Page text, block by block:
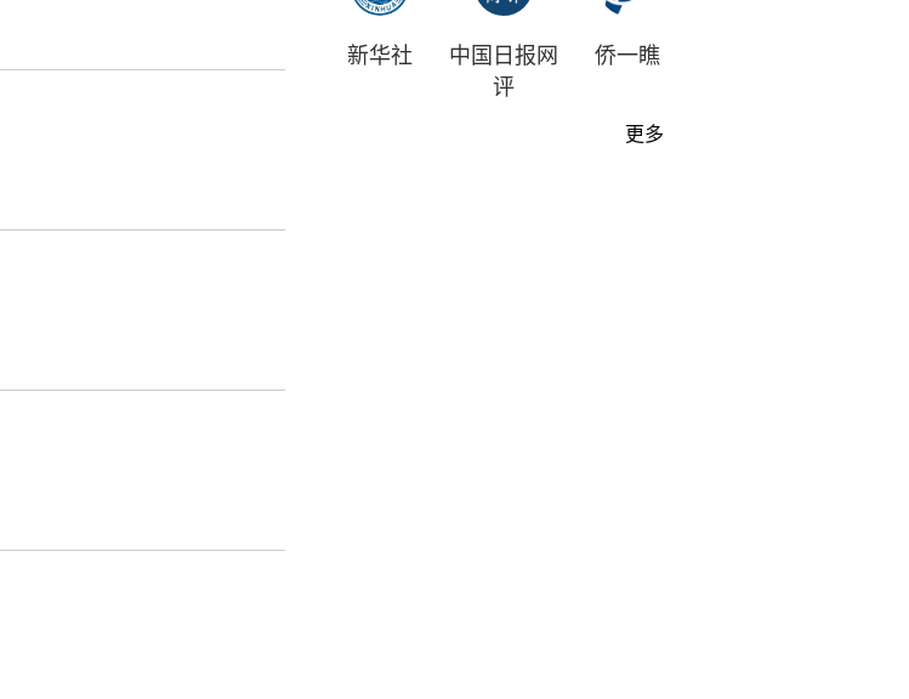
新华社
中国日报网
评
侨一瞧
更多